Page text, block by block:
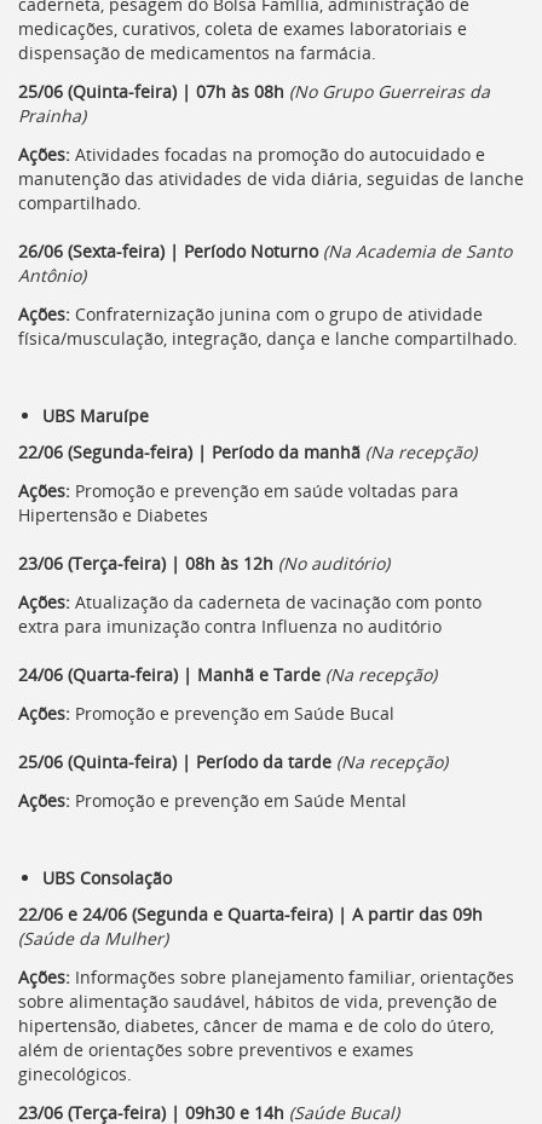
medicações, curativos, coleta de exames laboratoriais e
dispensação de medicamentos na farmácia.
25/06 (Quinta-feira) | 07h às 08h (No Grupo Guerreiras da
Prainha)
Ações: Atividades focadas na promoção do autocuidado e
manutenção das atividades de vida diária, seguidas de lanche
compartilhado.
26/06 (Sexta-feira) | Período Noturno (Na Academia de Santo
Antônio)
Ações: Confraternização junina com o grupo de atividade
física/musculação, integração, dança e lanche compartilhado.
UBS Maruípe
22/06 (Segunda-feira) | Período da manhã (Na recepção)
Ações: Promoção e prevenção em saúde voltadas para
Hipertensão e Diabetes
23/06 (Terça-feira) | 08h às 12h (No auditório)
Ações: Atualização da caderneta de vacinação com ponto
extra para imunização contra Influenza no auditório
24/06 (Quarta-feira) | Manhã e Tarde (Na recepção)
Ações: Promoção e prevenção em Saúde Bucal
25/06 (Quinta-feira) | Período da tarde (Na recepção)
Ações: Promoção e prevenção em Saúde Mental
UBS Consolação
22/06 e 24/06 (Segunda e Quarta-feira) | A partir das 09h
(Saúde da Mulher)
Ações: Informações sobre planejamento familiar, orientações
sobre alimentação saudável, hábitos de vida, prevenção de
hipertensão, diabetes, câncer de mama e de colo do útero,
além de orientações sobre preventivos e exames
ginecológicos.
23/06 (Terça-feira) | 09h30 e 14h (Saúde Bucal)